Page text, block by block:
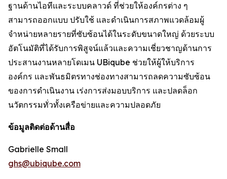
ฐานด้านไอทีและระบบคลาวด์ ที่ช่วยให้องค์กรต่าง ๆ
สามารถออกแบบ ปรับใช้ และดำเนินการสภาพแวดล้อมผู้
จำหน่ายหลายรายที่ซับซ้อนได้ในระดับขนาดใหญ่ ด้วยระบบ
อัตโนมัติที่ได้รับการพิสูจน์แล้วและความเชี่ยวชาญด้านการ
ประสานงานหลายโดเมน UBiqube ช่วยให้ผู้ให้บริการ
องค์กร และพันธมิตรทางช่องทางสามารถลดความซับซ้อน
ของการดำเนินงาน เร่งการส่งมอบบริการ และปลดล็อก
นวัตกรรมทั่วทั้งเครือข่ายและความปลอดภัย
ข้อมูลติดต่อด้านสื่อ
Gabrielle Small
ghs@ubiqube.com